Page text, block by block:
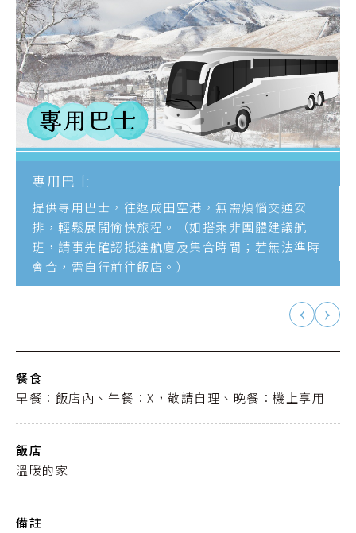
專用巴士
提供專用巴士，往返成田空港，無需煩惱交通安
排，輕鬆展開愉快旅程。（如搭乘非團體建議航
班，請事先確認抵達航廈及集合時間；若無法準時
會合，需自行前往飯店。）
餐食
早餐：飯店內、午餐：X，敬請自理、晚餐：機上享用
飯店
溫暖的家
備註